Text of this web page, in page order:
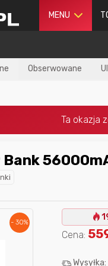
MENU
Obserwowane
Bank
- 30%
Cena:
Wysyłka:
dlanajlepszego